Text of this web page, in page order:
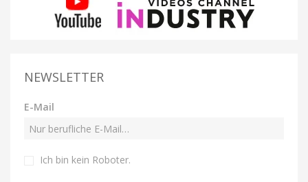
NEWSLETTER
E-Mail
Ich bin kein Roboter.